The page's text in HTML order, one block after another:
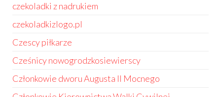
czekoladki z nadrukiem
czekoladkizlogo.pl
Czescy piłkarze
Cześnicy nowogrodzkosiewierscy
Członkowie dworu Augusta II Mocnego